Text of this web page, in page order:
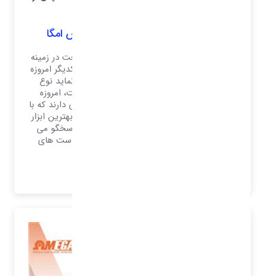
مزایای نرم افزار خدمات پس از فروش امگا
با توجه به توسعه شرکت ها و بزرگ شدن صنعت در زمینه
های مختلف و نزدیک شدن تکنولوژی ها به یکدیگر امروزه
آن چیزی که شرکت ها را از هم متمایز می نماید نوع
سرویس و خدمات پاسخگو به مشتریان است، امروزه
شرکت ها برای توسعه فروش خود نیاز به ابزاری دارند که با
آن بتوانند مشتریان خود را راضی نگاه دارند، بهترین ابزار
برای رضایت مندی مشتریان نرم افزارهای پاسخگو می
باشد، نرم افزار هایی که بتوانند تمامی درخواست های